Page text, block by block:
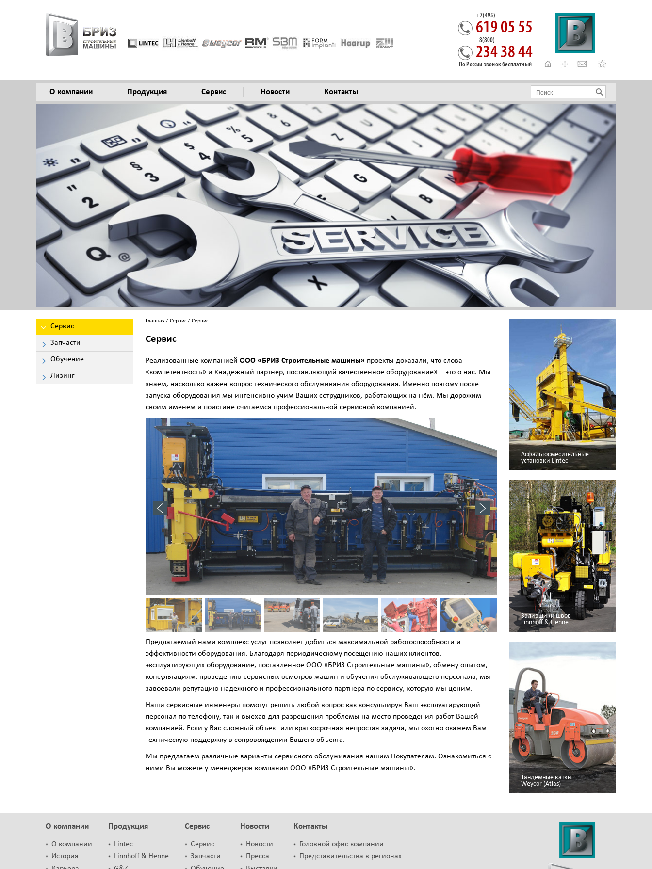
+7(495)
619 05 55
8(800)
234 38 44
По России звонок бесплатный
О компании Продукция Сервис Новости Контакты
Сервис
Запчасти
Обучение
Лизинг
Асфальтосмесительные
установки Lintec
Заливщики швов
Linnhoff & Henne
Тандемные катки
Weycor (Atlas)
Главная Сервис Сервис
Сервис
Реализованные компанией ООО «БРИЗ Строительные машины» проекты доказали, что слова
«компетентность» и «надёжный партнёр, поставляющий качественное оборудование» – это о нас. Мы
знаем, насколько важен вопрос технического обслуживания оборудования. Именно поэтому после
запуска оборудования мы интенсивно учим Ваших сотрудников, работающих на нём. Мы дорожим
своим именем и поистине считаемся профессиональной сервисной компанией.
Предлагаемый нами комплекс услуг позволяет добиться максимальной работоспособности и
эффективности оборудования. Благодаря периодическому посещению наших клиентов,
эксплуатирующих оборудование, поставленное ООО «БРИЗ Строительные машины», обмену опытом,
консультациям, проведению сервисных осмотров машин и обучения обслуживающего персонала, мы
завоевали репутацию надежного и профессионального партнера по сервису, которую мы ценим.
Наши сервисные инженеры помогут решить любой вопрос как консультируя Ваш эксплуатирующий
персонал по телефону, так и выехав для разрешения проблемы на место проведения работ Вашей
компанией. Если у Вас сложный объект или краткосрочная непростая задача, мы охотно окажем Вам
техническую поддержку в сопровождении Вашего объекта.
Мы предлагаем различные варианты сервисного обслуживания нашим Покупателям. Ознакомиться с
ними Вы можете у менеджеров компании ООО «БРИЗ Строительные машины».
О компании
О компании
История
Продукция
Lintec
Linnhoff & Henne
Сервис
Сервис
Запчасти
Новости
Новости
Пресса
Контакты
Головной офис компании
Представительства в регионах